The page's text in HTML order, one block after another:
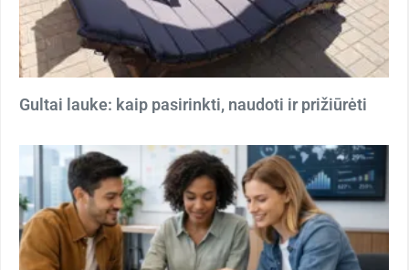
Gultai lauke: kaip pasirinkti, naudoti ir prižiūrėti